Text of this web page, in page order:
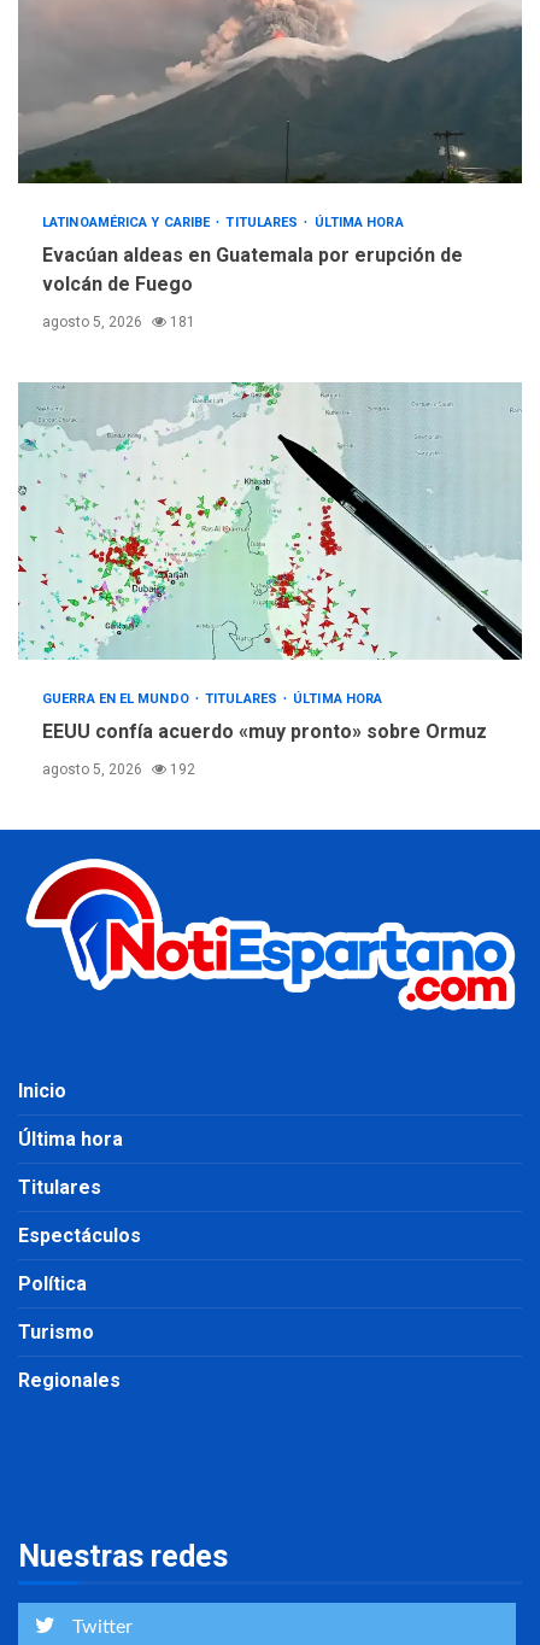
LATINOAMÉRICA Y CARIBE TITULARES ÚLTIMA HORA
Evacúan aldeas en Guatemala por erupción de
volcán de Fuego
agosto 5, 2026 181
GUERRA EN EL MUNDO TITULARES ÚLTIMA HORA
EEUU confía acuerdo «muy pronto» sobre Ormuz
agosto 5, 2026 192
Inicio
Última hora
Titulares
Espectáculos
Política
Turismo
Regionales
Nuestras redes
Twitter